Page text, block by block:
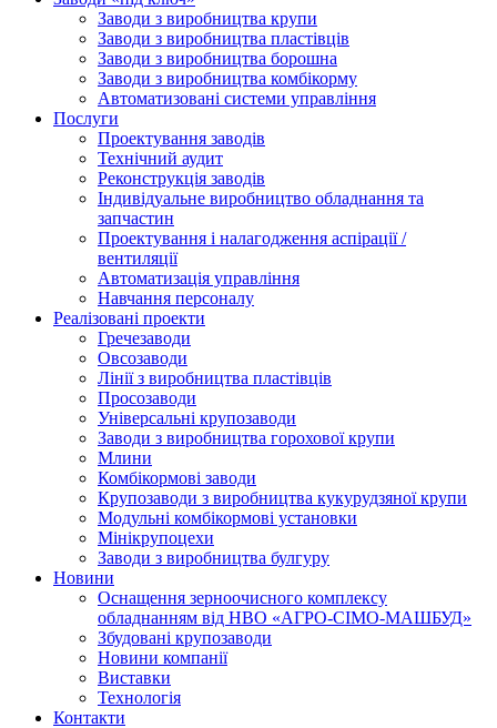
Заводи з виробництва крупи
Заводи з виробництва пластівців
Заводи з виробництва борошна
Заводи з виробництва комбікорму
Автоматизовані системи управління
Послуги
Проектування заводів
Технічний аудит
Реконструкція заводів
Індивідуальне виробництво обладнання та
запчастин
Проектування і налагодження аспірації /
вентиляції
Автоматизація управління
Навчання персоналу
Реалізовані проекти
Гречезаводи
Овсозаводи
Лінії з виробництва пластівців
Просозаводи
Універсальні крупозаводи
Заводи з виробництва горохової крупи
Млини
Комбікормові заводи
Крупозаводи з виробництва кукурудзяної крупи
Модульні комбікормові установки
Мінікрупоцехи
Заводи з виробництва булгуру
Новини
Оснащення зерноочисного комплексу
обладнанням від НВО «АГРО-СІМО-МАШБУД»
Збудовані крупозаводи
Новини компанії
Виставки
Технологія
Контакти